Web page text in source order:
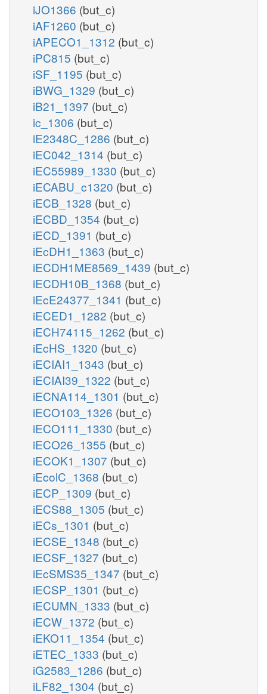
iJO1366 (but_c)
iAF1260 (but_c)
iAPECO1_1312 (but_c)
iPC815 (but_c)
iSF_1195 (but_c)
iBWG_1329 (but_c)
iB21_1397 (but_c)
ic_1306 (but_c)
iE2348C_1286 (but_c)
iEC042_1314 (but_c)
iEC55989_1330 (but_c)
iECABU_c1320 (but_c)
iECB_1328 (but_c)
iECBD_1354 (but_c)
iECD_1391 (but_c)
iEcDH1_1363 (but_c)
iECDH1ME8569_1439 (but_c)
iECDH10B_1368 (but_c)
iEcE24377_1341 (but_c)
iECED1_1282 (but_c)
iECH74115_1262 (but_c)
iEcHS_1320 (but_c)
iECIAI1_1343 (but_c)
iECIAI39_1322 (but_c)
iECNA114_1301 (but_c)
iECO103_1326 (but_c)
iECO111_1330 (but_c)
iECO26_1355 (but_c)
iECOK1_1307 (but_c)
iEcolC_1368 (but_c)
iECP_1309 (but_c)
iECS88_1305 (but_c)
iECs_1301 (but_c)
iECSE_1348 (but_c)
iECSF_1327 (but_c)
iEcSMS35_1347 (but_c)
iECSP_1301 (but_c)
iECUMN_1333 (but_c)
iECW_1372 (but_c)
iEKO11_1354 (but_c)
iETEC_1333 (but_c)
iG2583_1286 (but_c)
iLF82_1304 (but_c)